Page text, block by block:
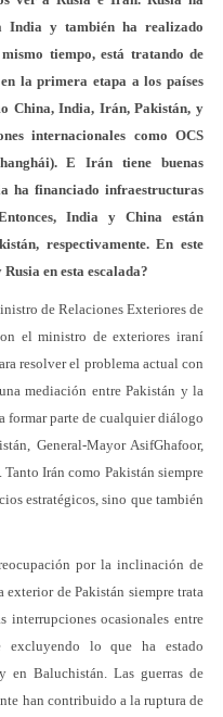
India y también ha realizado
tiempo, está tratando de
la primera etapa a los países
China, India, Irán, Pakistán, y
internacionales como OCS
E Irán tiene buenas
ha financiado infraestructuras
India y China están
respectivamente. En este
en esta escalada?
de Relaciones Exteriores de
el ministro de exteriores iraní
resolver el problema actual con
mediación entre Pakistán y la
formar parte de cualquier diálogo
General-Mayor AsifGhafoor,
Irán como Pakistán siempre
estratégicos, sino que también
por la inclinación de
de Pakistán siempre trata
interrupciones ocasionales entre
excluyendo lo que ha estado
en Baluchistán. Las guerras de
han contribuido a la ruptura de